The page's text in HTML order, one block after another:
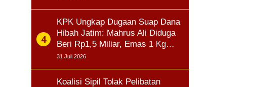
KPK Ungkap Dugaan Suap Dana
Hibah Jatim: Mahrus Ali Diduga
Beri Rp1,5 Miliar, Emas 1 Kg…
31 Juli 2026
Koalisi Sipil Tolak Pelibatan